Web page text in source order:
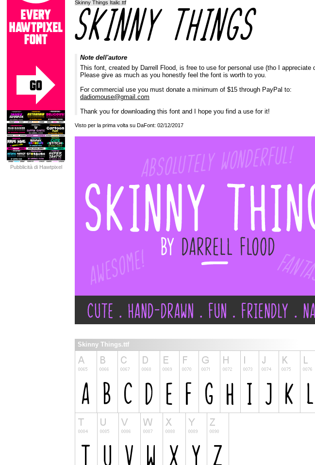
Pubblicità di Hawtpixel
Skinny Things Italic.ttf
Note dell'autore
This font, created by Darrell Flood, is free to use for personal use (tho I appreciate
Please give as much as you honestly feel the font is worth to you.
For commercial use you must donate a minimum of $15 through PayPal to:
dadiomouse@gmail.com
Thank you for downloading this font and I hope you find a use for it!
Visto per la prima volta su DaFont: 02/12/2017
Skinny Things.ttf